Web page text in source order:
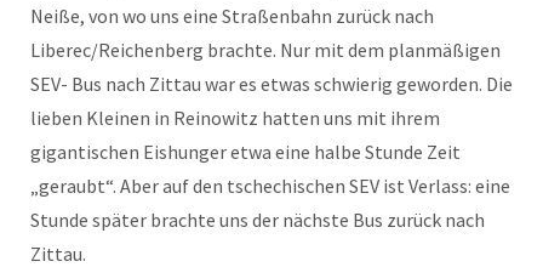
Neiße, von wo uns eine Straßenbahn zurück nach
Liberec/Reichenberg brachte. Nur mit dem planmäßigen
SEV- Bus nach Zittau war es etwas schwierig geworden. Die
lieben Kleinen in Reinowitz hatten uns mit ihrem
gigantischen Eishunger etwa eine halbe Stunde Zeit
„geraubt“. Aber auf den tschechischen SEV ist Verlass: eine
Stunde später brachte uns der nächste Bus zurück nach
Zittau.